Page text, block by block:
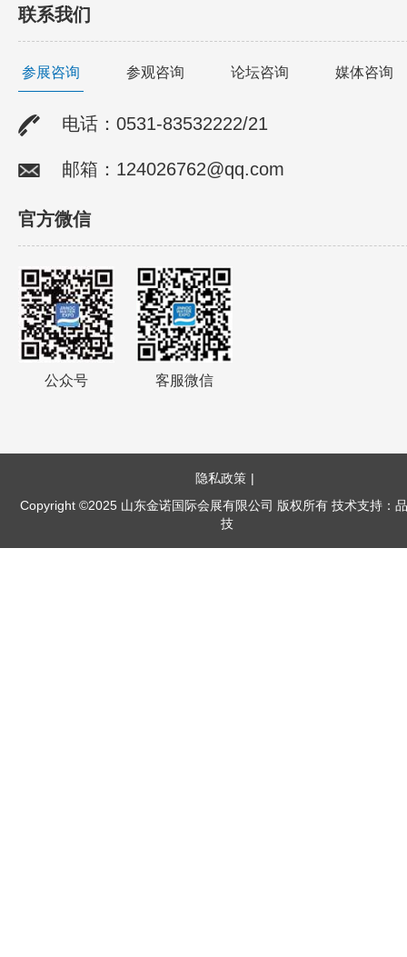
联系我们
参展咨询 参观咨询 论坛咨询 媒体咨询
电话：0531-83532222/21
邮箱：124026762@qq.com
官方微信
公众号 客服微信
隐私政策 |
Copyright ©2025 山东金诺国际会展有限公司 版权所有 技术支持：
技